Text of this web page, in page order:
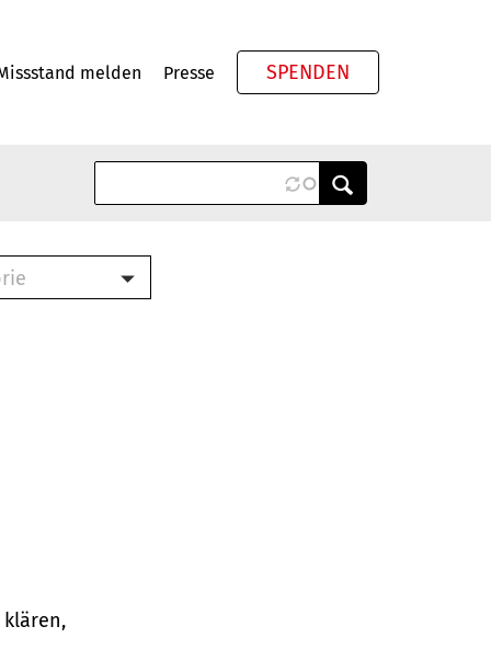
melden Presse SPENDEN
(RTF)
(PDF)
klären,